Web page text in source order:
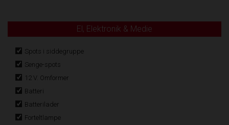
El, Elektronik & Medie
Spots i siddegruppe
Senge-spots
12 V. Omformer
Batteri
Batterilader
Forteltlampe